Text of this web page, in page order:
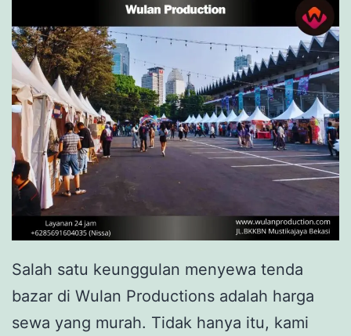
Salah satu keunggulan menyewa tenda
bazar di Wulan Productions adalah harga
sewa yang murah. Tidak hanya itu, kami